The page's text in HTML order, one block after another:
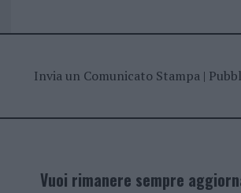
Invia un Comunicato Stampa|
Vuoi rimanere sempre